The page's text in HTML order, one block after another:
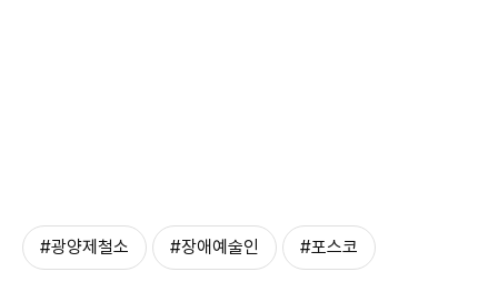
#광양제철소 #장애예술인 #포스코